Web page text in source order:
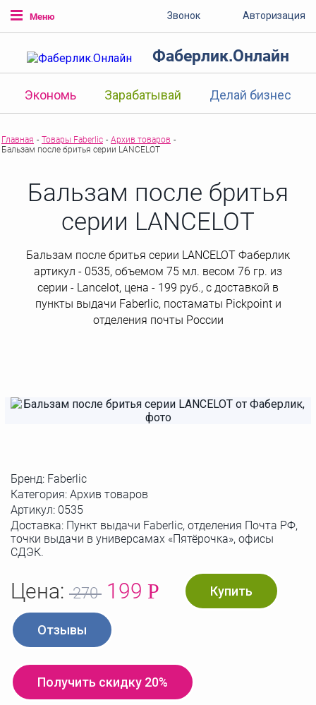
Меню Звонок Авторизация
Фаберлик.Онлайн
Экономь Зарабатывай Делай бизнес
Главная - Товары Faberlic - Архив товаров -
Бальзам после бритья серии LANCELOT
Бальзам после бритья
серии LANCELOT
Бальзам после бритья серии LANCELOT Фаберлик
артикул - 0535, объемом 75 мл. весом 76 гр. из
серии - Lancelot, цена - 199 руб., с доставкой в
пункты выдачи Faberlic, постаматы Рickpoint и
отделения почты России
Бренд: Faberlic
Категория: Архив товаров
Артикул: 0535
Доставка: Пункт выдачи Faberlic, отделения Почта РФ,
точки выдачи в универсамах «Пятёрочка», офисы
СДЭК.
Цена: 270 199 Р Купить
Отзывы
Получить скидку 20%